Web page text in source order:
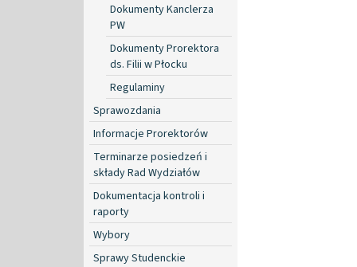
Dokumenty Kanclerza
PW
Dokumenty Prorektora
ds. Filii w Płocku
Regulaminy
Sprawozdania
Informacje Prorektorów
Terminarze posiedzeń i
składy Rad Wydziałów
Dokumentacja kontroli i
raporty
Wybory
Sprawy Studenckie